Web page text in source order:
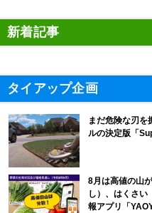
新着記事
タイアップ企画
まだ危険な刃を
ルの決定版「
8月は高値の山
し）、はくさい
報アプリ「